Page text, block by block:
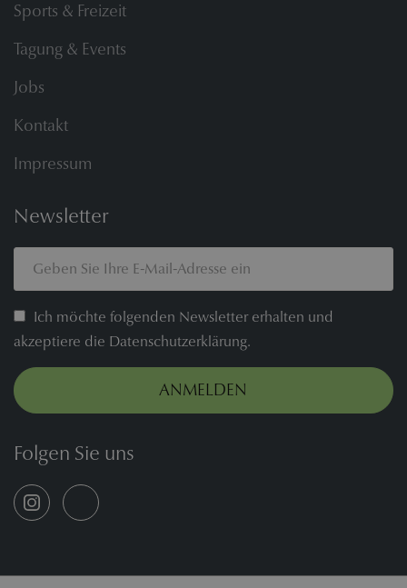
Sports & Freizeit
Tagung & Events
Jobs
Kontakt
Impressum
Newsletter
Ich möchte folgenden Newsletter erhalten und
akzeptiere die Datenschutzerklärung.
ANMELDEN
Folgen Sie uns